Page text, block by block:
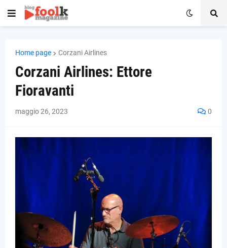
Home page Corzani Airlines
Corzani Airlines: Ettore
Fioravanti
maggio 26, 2023 0